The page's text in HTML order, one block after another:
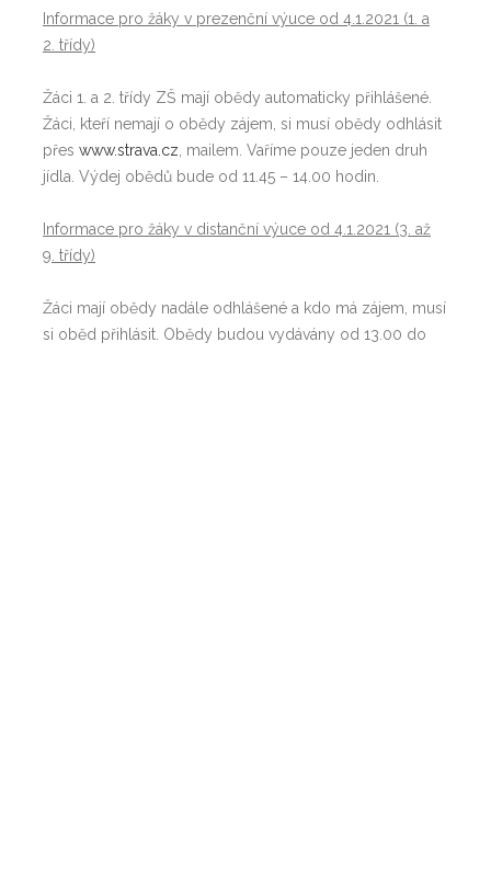
Informace pro žáky v prezenční výuce od 4.1.2021 (1. a
2. třídy)
Žáci 1. a 2. třídy ZŠ mají obědy automaticky přihlášené.
Žáci, kteří nemají o obědy zájem, si musí obědy odhlásit
přes www.strava.cz , mailem. Vaříme pouze jeden druh
jídla. Výdej obědů bude od 11.45 – 14.00 hodin.
Informace pro žáky v distanční výuce od 4.1.2021 (3. až
9. třídy)
Žáci mají obědy nadále odhlášené a kdo má zájem, musí
si oběd přihlásit. Obědy budou vydávány od 13.00 do